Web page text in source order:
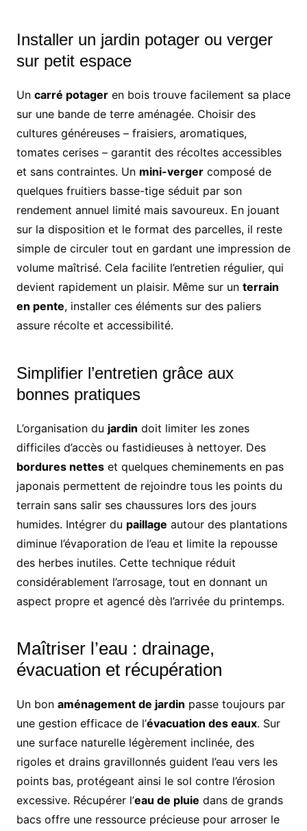
Installer un jardin potager ou verger
sur petit espace
Un carré potageren bois trouve facilement sa place
sur une bande de terre aménagée. Choisir des
cultures généreuses – fraisiers, aromatiques,
tomates cerises – garantit des récoltes accessibles
et sans contraintes. Un mini-vergercomposé de
quelques fruitiers basse-tige séduit par son
rendement annuel limité mais savoureux. En jouant
sur la disposition et le format des parcelles, il reste
simple de circuler tout en gardant une impression de
volume maîtrisé. Cela facilite l’entretien régulier, qui
devient rapidement un plaisir. Même sur un terrain
en pente, installer ces éléments sur des paliers
assure récolte et accessibilité.
Simplifier l’entretien grâce aux
bonnes pratiques
L’organisation du jardin doit limiter les zones
difficiles d’accès ou fastidieuses à nettoyer. Des
bordures netteset quelques cheminements en pas
japonais permettent de rejoindre tous les points du
terrain sans salir ses chaussures lors des jours
humides. Intégrer du paillage autour des plantations
diminue l’évaporation de l’eau et limite la repousse
des herbes inutiles. Cette technique réduit
considérablement l’arrosage, tout en donnant un
aspect propre et agencé dès l’arrivée du printemps.
Maîtriser l’eau : drainage,
évacuation et récupération
Un bon aménagement de jardin passe toujours par
une gestion efficace de l’évacuation des eaux. Sur
une surface naturelle légèrement inclinée, des
rigoles et drains gravillonnés guident l’eau vers les
points bas, protégeant ainsi le sol contre l’érosion
excessive. Récupérer l’eau de pluie dans de grands
bacs offre une ressource précieuse pour arroser le